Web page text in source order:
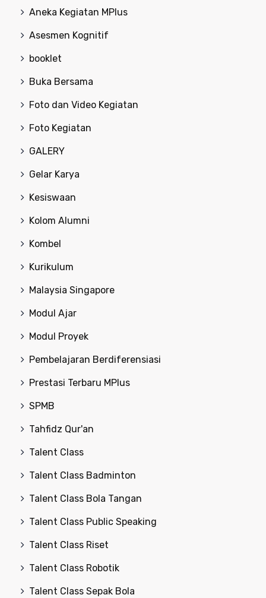
Aneka Kegiatan MPlus
Asesmen Kognitif
booklet
Buka Bersama
Foto dan Video Kegiatan
Foto Kegiatan
GALERY
Gelar Karya
Kesiswaan
Kolom Alumni
Kombel
Kurikulum
Malaysia Singapore
Modul Ajar
Modul Proyek
Pembelajaran Berdiferensiasi
Prestasi Terbaru MPlus
SPMB
Tahfidz Qur'an
Talent Class
Talent Class Badminton
Talent Class Bola Tangan
Talent Class Public Speaking
Talent Class Riset
Talent Class Robotik
Talent Class Sepak Bola